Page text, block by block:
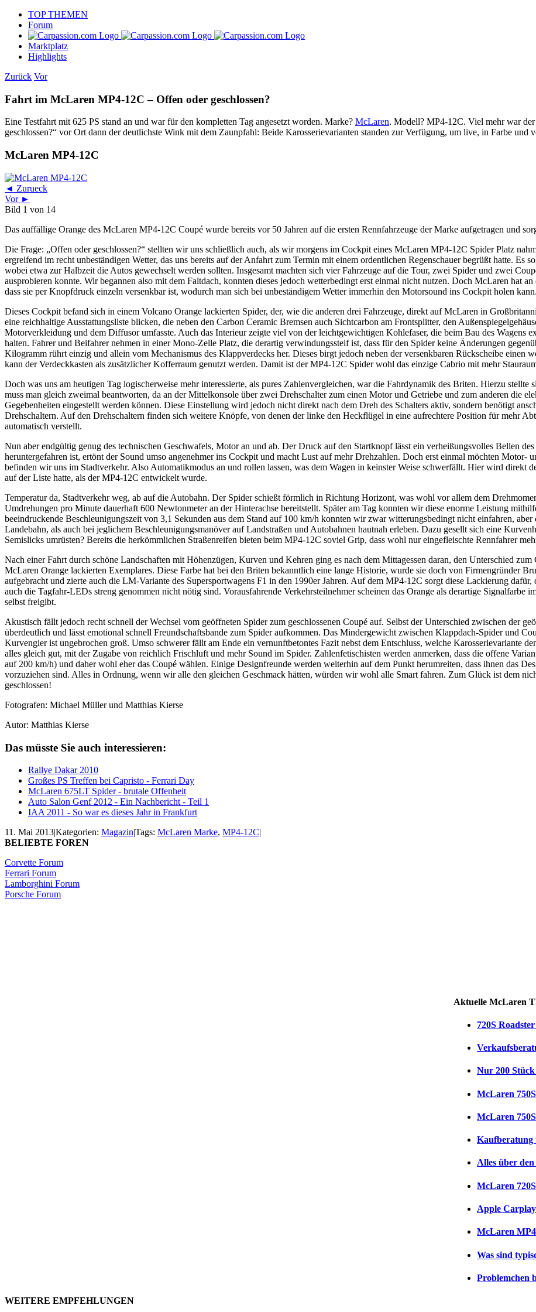
Skip
content
TOP THEMEN
Forum
Marktplatz
Highlights
Zurück Vor
Fahrt im McLaren MP4-12C – Offen oder geschlossen?
Eine Testfahrt mit 625 PS stand an und war für den kompletten Tag angesetzt worden. Marke? McLaren. Modell? MP4-12C. Viel mehr war
geschlossen?“ vor Ort dann der deutlichste Wink mit dem Zaunpfahl: Beide Karosserievarianten standen zur Verfügung, um live, in Farbe und
McLaren MP4-12C
◄ Zurueck
Vor ►
Bild 1 von 14
Das auffällige Orange des McLaren MP4-12C Coupé wurde bereits vor 50 Jahren auf die ersten Rennfahrzeuge der Marke aufgetragen und
Die Frage: „Offen oder geschlossen?“ stellten wir uns schließlich auch, als wir morgens im Cockpit eines McLaren MP4-12C Spider Platz
ergreifend im recht unbeständigen Wetter, das uns bereits auf der Anfahrt zum Termin mit einem ordentlichen Regenschauer begrüßt hatte. Es
wobei etwa zur Halbzeit die Autos gewechselt werden sollten. Insgesamt machten sich vier Fahrzeuge auf die Tour, zwei Spider und zwei
ausprobieren konnte. Wir begannen also mit dem Faltdach, konnten dieses jedoch wetterbedingt erst einmal nicht nutzen. Doch McLaren hat
dass sie per Knopfdruck einzeln versenkbar ist, wodurch man sich bei unbeständigem Wetter immerhin den Motorsound ins Cockpit holen kann.
Dieses Cockpit befand sich in einem Volcano Orange lackierten Spider, der, wie die anderen drei Fahrzeuge, direkt auf McLaren in
eine reichhaltige Ausstattungsliste blicken, die neben den Carbon Ceramic Bremsen auch Sichtcarbon am Frontsplitter, den
Motorverkleidung und dem Diffusor umfasste. Auch das Interieur zeigte viel von der leichtgewichtigen Kohlefaser, die beim Bau des Wagens
halten. Fahrer und Beifahrer nehmen in einer Mono-Zelle Platz, die derartig verwindungssteif ist, dass für den Spider keine Änderungen
Kilogramm rührt einzig und allein vom Mechanismus des Klappverdecks her. Dieses birgt jedoch neben der versenkbaren Rückscheibe einen
kann der Verdeckkasten als zusätzlicher Kofferraum genutzt werden. Damit ist der MP4-12C Spider wohl das einzige Cabrio mit mehr
Doch was uns am heutigen Tag logischerweise mehr interessierte, als pures Zahlenvergleichen, war die Fahrdynamik des Briten. Hierzu stellte
muss man gleich zweimal beantworten, da an der Mittelkonsole über zwei Drehschalter zum einen Motor und Getriebe und zum anderen die
Gegebenheiten eingestellt werden können. Diese Einstellung wird jedoch nicht direkt nach dem Dreh des Schalters aktiv, sondern benötigt
Drehschaltern. Auf den Drehschaltern finden sich weitere Knöpfe, von denen der linke den Heckflügel in eine aufrechtere Position für mehr
automatisch verstellt.
Nun aber endgültig genug des technischen Geschwafels, Motor an und ab. Der Druck auf den Startknopf lässt ein verheißungsvolles Bellen
heruntergefahren ist, ertönt der Sound umso angenehmer ins Cockpit und macht Lust auf mehr Drehzahlen. Doch erst einmal möchten Motor-
befinden wir uns im Stadtverkehr. Also Automatikmodus an und rollen lassen, was dem Wagen in keinster Weise schwerfällt. Hier wird direkt
auf der Liste hatte, als der MP4-12C entwickelt wurde.
Temperatur da, Stadtverkehr weg, ab auf die Autobahn. Der Spider schießt förmlich in Richtung Horizont, was wohl vor allem dem
Umdrehungen pro Minute dauerhaft 600 Newtonmeter an der Hinterachse bereitstellt. Später am Tag konnten wir diese enorme Leistung
beeindruckende Beschleunigungszeit von 3,1 Sekunden aus dem Stand auf 100 km/h konnten wir zwar witterungsbedingt nicht einfahren,
Landebahn, als auch bei jeglichem Beschleunigungsmanöver auf Landstraßen und Autobahnen hautnah erleben. Dazu gesellt sich eine
Semislicks umrüsten? Bereits die herkömmlichen Straßenreifen bieten beim MP4-12C soviel Grip, dass wohl nur eingefleischte Rennfahrer
Nach einer Fahrt durch schöne Landschaften mit Höhenzügen, Kurven und Kehren ging es nach dem Mittagessen daran, den Unterschied
McLaren Orange lackierten Exemplares. Diese Farbe hat bei den Briten bekanntlich eine lange Historie, wurde sie doch von Firmengründer
aufgebracht und zierte auch die LM-Variante des Supersportwagens F1 in den 1990er Jahren. Auf dem MP4-12C sorgt diese Lackierung
auch die Tagfahr-LEDs streng genommen nicht nötig sind. Vorausfahrende Verkehrsteilnehmer scheinen das Orange als derartige Signalfarbe
selbst freigibt.
Akustisch fällt jedoch recht schnell der Wechsel vom geöffneten Spider zum geschlossenen Coupé auf. Selbst der Unterschied zwischen der
überdeutlich und lässt emotional schnell Freundschaftsbande zum Spider aufkommen. Das Mindergewicht zwischen Klappdach-Spider und
Kurvengier ist ungebrochen groß. Umso schwerer fällt am Ende ein vernunftbetontes Fazit nebst dem Entschluss, welche Karosserievariante
alles gleich gut, mit der Zugabe von reichlich Frischluft und mehr Sound im Spider. Zahlenfetischisten werden anmerken, dass die offene
auf 200 km/h) und daher wohl eher das Coupé wählen. Einige Designfreunde werden weiterhin auf dem Punkt herumreiten, dass ihnen das
vorzuziehen sind. Alles in Ordnung, wenn wir alle den gleichen Geschmack hätten, würden wir wohl alle Smart fahren. Zum Glück ist dem
geschlossen!
Fotografen: Michael Müller und Matthias Kierse
Autor: Matthias Kierse
Das müsste Sie auch interessieren:
Rallye Dakar 2010
Großes PS Treffen bei Capristo - Ferrari Day
McLaren 675LT Spider - brutale Offenheit
Auto Salon Genf 2012 - Ein Nachbericht - Teil 1
IAA 2011 - So war es dieses Jahr in Frankfurt
11. Mai 2013|Kategorien: Magazin|Tags: McLaren Marke, MP4-12C|
Aktuelle McLaren
720S
Nur 200
McLaren
McLaren
Kaufberatung
Alles über
McLaren
Apple
McLaren
Was sind
Problemchen
BELIEBTE FOREN
Corvette Forum
Ferrari Forum
Lamborghini Forum
Porsche Forum
WEITERE EMPFEHLUNGEN